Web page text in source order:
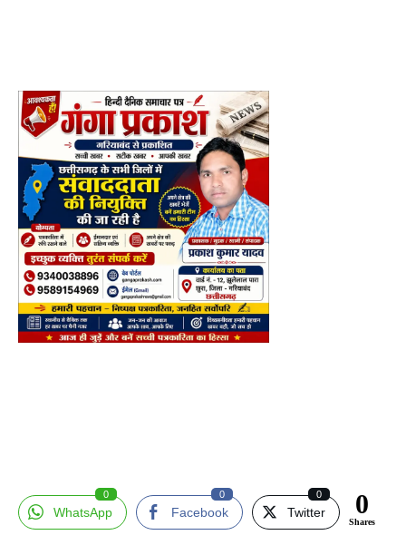
WhatsApp
0
Facebook
0
Twitter
0 0
Shares